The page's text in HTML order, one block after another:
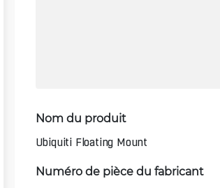
Nom du produit
Ubiquiti Floating Mount
Numéro de pièce du fabricant